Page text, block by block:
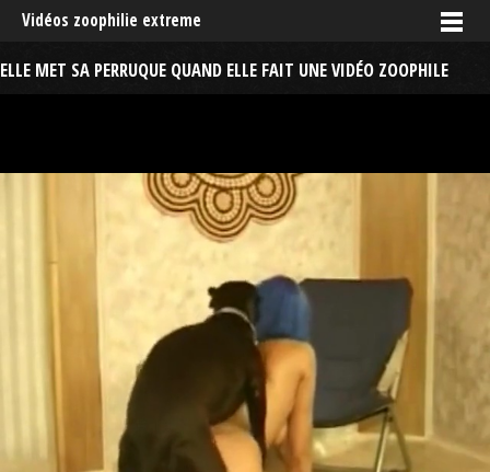
Vidéos zoophilie extreme
ELLE MET SA PERRUQUE QUAND ELLE FAIT UNE VIDÉO ZOOPHILE